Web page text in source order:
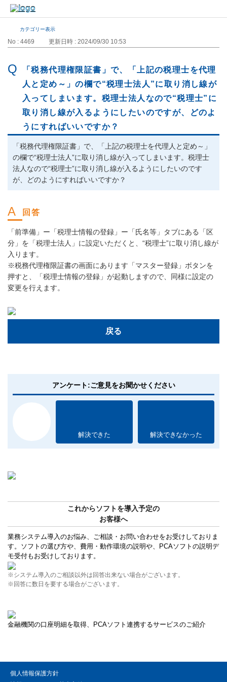
カテゴリー表示
No : 4469 更新日時 : 2024/09/30 10:53
「税務代理権限証書」で、「上記の税理士を代理
人と定め～」の欄で“税理士法人”に取り消し線が
入ってしまいます。税理士法人なので“税理士”に
取り消し線が入るようにしたいのですが、どのよ
うにすればいいですか？
「税務代理権限証書」で、「上記の税理士を代理人と定め～」
の欄で“税理士法人”に取り消し線が入ってしまいます。税理士
法人なので“税理士”に取り消し線が入るようにしたいのです
が、どのようにすればいいですか？
「前準備」ー「税理士情報の登録」ー「氏名等」タブにある「区
分」を「税理士法人」に設定いただくと、“税理士”に取り消し線が
入ります。
※税務代理権限証書の画面にあります「マスター登録」ボタンを
押すと、「税理士情報の登録」が起動しますので、同様に設定の
変更を行えます。
戻る
アンケート:ご意見をお聞かせください
解決できた 解決できなかった
これからソフトを導入予定の
お客様へ
業務システム導入のお悩み、ご相談・お問い合わせをお受けしておりま
す。ソフトの選び方や、費用・動作環境の説明や、PCAソフトの説明デ
モ受付もお受けしております。
※システム導入のご相談以外は回答出来ない場合がございます。
※回答に数日を要する場合がございます。
金融機関の口座明細を取得、PCAソフト連携するサービスのご紹介
個人情報保護方針